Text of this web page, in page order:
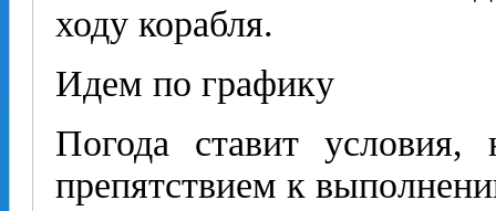
ходу корабля.
Идем по графику
Погода ставит
препятствием к